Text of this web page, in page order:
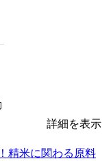
詳細を表示